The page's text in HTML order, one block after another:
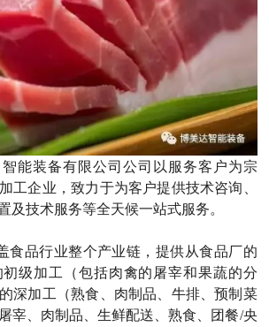
能装备有限公司公司以服务客户为宗
工企业，致力于为客户提供技术咨询、
及技术服务等全天候一站式服务。
品行业整个产业链，提供从食品厂的
级加工（包括肉禽的屠宰和果蔬的分
深加工（熟食、肉制品、牛排、预制菜
宰、肉制品、生鲜配送、熟食、团餐/央